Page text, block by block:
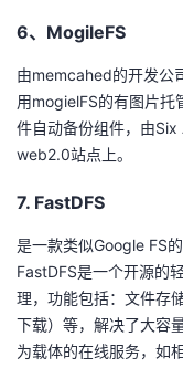
6、MogileFS
由memcahed的开发公
用mogielFS的有图片
件自动备份组件，由
web2.0站点上。
7. FastDFS
是一款类似Google FS
FastDFS是一个开源的
理，功能包括：文件存
下载）等，解决了大容
为载体的在线服务，如